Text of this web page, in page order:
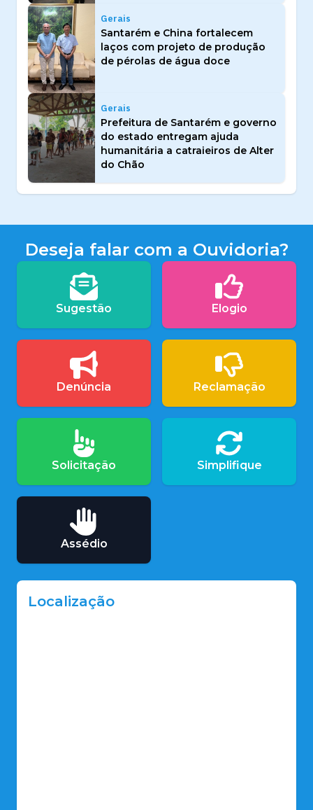
Gerais
Santarém e China fortalecem
laços com projeto de produção
de pérolas de água doce
Gerais
Prefeitura de Santarém e governo
do estado entregam ajuda
humanitária a catraieiros de Alter
do Chão
Deseja falar com a Ouvidoria?
Sugestão Elogio
Denúncia Reclamação
Solicitação Simplifique
Assédio
Localização